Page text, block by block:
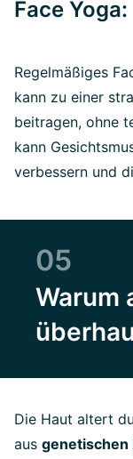
Face Yoga:
Regelmäßiges
kann zu einer
beitragen, ohne
kann
verbessern und
05
Warum
Die Haut altert
aus genetischen